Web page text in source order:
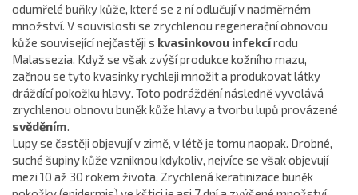
odumřelé buňky kůže, které se z ní odlučují v nadměrném
množství. V souvislosti se zrychlenou regenerační obnovou
kůže související nejčastěji s kvasinkovou infekcírodu
Malassezia. Když se však zvýší produkce kožního mazu,
začnou se tyto kvasinky rychleji množit a produkovat látky
dráždící pokožku hlavy. Toto podráždění následně vyvolává
zrychlenou obnovu buněk kůže hlavy a tvorbu lupů provázené
svěděním.
Lupy se častěji objevují v zimě, v létě je tomu naopak. Drobné,
suché šupiny kůže vzniknou kdykoliv, nejvíce se však objevují
mezi 10 až 30 rokem života. Zrychlená keratinizace buněk